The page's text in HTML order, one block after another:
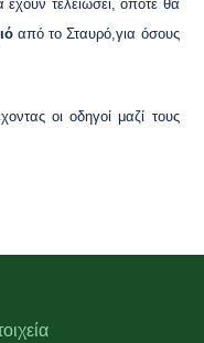
έχουν τελειώσει, οπότε θα
από το Σταυρό,για όσους
οι οδηγοί μαζί τους